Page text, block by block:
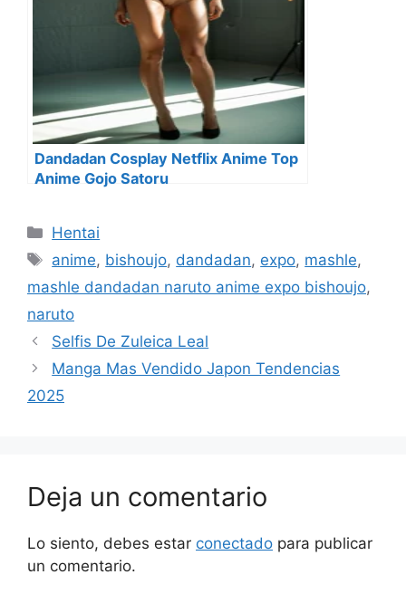
Dandadan Cosplay Netflix Anime Top
Anime Gojo Satoru
Categorías
Hentai
Etiquetas
anime, bishoujo, dandadan, expo, mashle,
mashle dandadan naruto anime expo bishoujo,
naruto
Selfis De Zuleica Leal
Manga Mas Vendido Japon Tendencias
2025
Deja un comentario
Lo siento, debes estar conectado para publicar
un comentario.